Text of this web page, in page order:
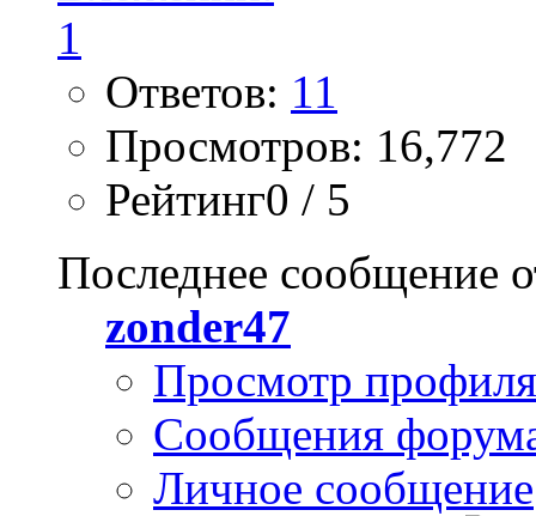
Ответов: 11
Просмотров: 16,772
Рейтинг0 / 5
Последнее сообщение
zonder47
Просмотр профиля
Сообщения
Личное сообщение